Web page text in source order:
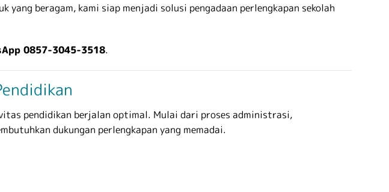
yang beragam, kami siap menjadi solusi pengadaan perlengkapan sekolah
0857-3045-3518.
pendidikan berjalan optimal. Mulai dari proses administrasi,
dukungan perlengkapan yang memadai.